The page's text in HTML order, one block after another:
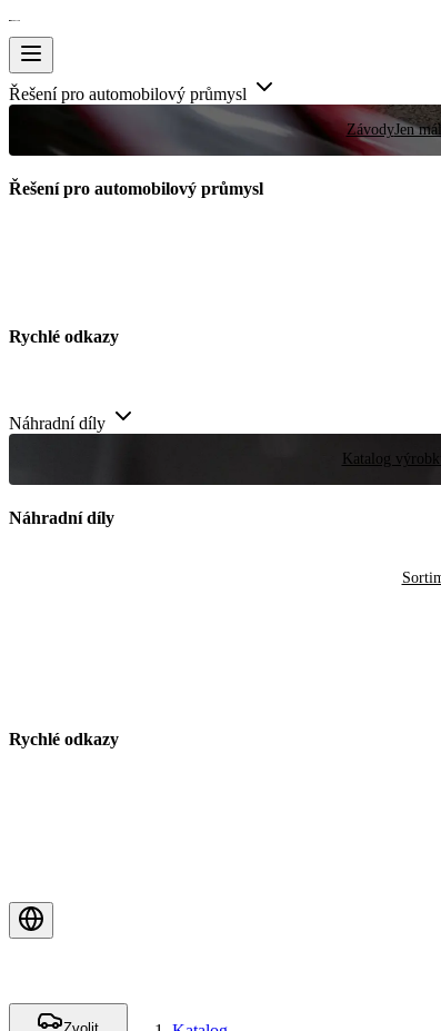
Řešení pro automobilový průmysl
ZávodyJen
Řešení pro automobilový průmysl
Rychlé odkazy
Náhradní díly
Katalog
Náhradní díly
Rychlé odkazy